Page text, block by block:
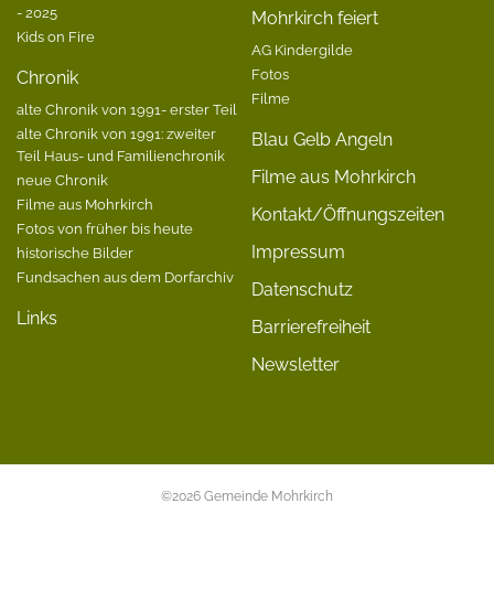
- 2025
Kids on Fire
Chronik
alte Chronik von 1991- erster Teil
alte Chronik von 1991: zweiter
Teil Haus- und Familienchronik
neue Chronik
Filme aus Mohrkirch
Fotos von früher bis heute
historische Bilder
Fundsachen aus dem Dorfarchiv
Links
Mohrkirch feiert
AG Kindergilde
Fotos
Filme
Blau Gelb Angeln
Filme aus Mohrkirch
Kontakt/Öffnungszeiten
Impressum
Datenschutz
Barrierefreiheit
Newsletter
©2026 Gemeinde Mohrkirch